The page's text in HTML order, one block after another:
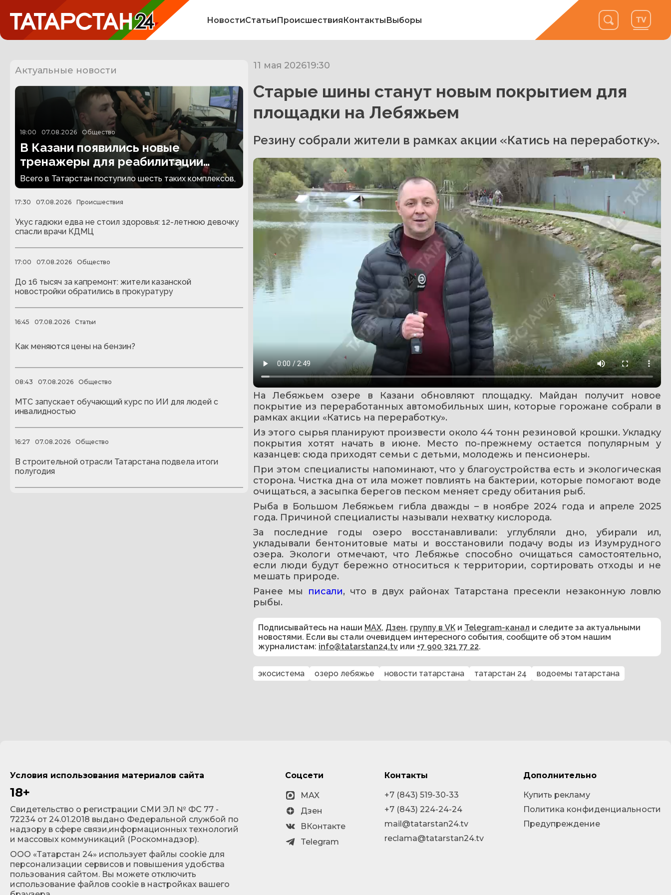
НовостиСтатьиПроисшествияКонтактыВыборы
Актуальные новости
18:00 07.08.2026 Общество
В Казани появились новые
тренажеры для реабилитации
людей с ампутациями
Всего в Татарстан поступило шесть таких комплексов,
17:30 07.08.2026 Происшествия
Укус гадюки едва не стоил здоровья: 12-летнюю девочку
спасли врачи КДМЦ
17:00 07.08.2026 Общество
До 16 тысяч за капремонт: жители казанской
новостройки обратились в прокуратуру
16:45 07.08.2026 Статьи
Как меняются цены на бензин?
08:43 07.08.2026 Общество
МТС запускает обучающий курс по ИИ для людей с
инвалидностью
16:27 07.08.2026 Общество
В строительной отрасли Татарстана подвела итоги
полугодия
11 мая 202619:30
Старые шины станут новым покрытием для
площадки на Лебяжьем
Резину собрали жители в рамках акции «Катись на переработку».
На Лебяжьем озере в Казани обновляют площадку. Майдан получит новое
покрытие из переработанных автомобильных шин, которые горожане собрали в
рамках акции «Катись на переработку».
Из этого сырья планируют произвести около 44 тонн резиновой крошки. Укладку
покрытия хотят начать в июне. Место по-прежнему остается популярным у
казанцев: сюда приходят семьи с детьми, молодежь и пенсионеры.
При этом специалисты напоминают, что у благоустройства есть и экологическая
сторона. Чистка дна от ила может повлиять на бактерии, которые помогают воде
очищаться, а засыпка берегов песком меняет среду обитания рыб.
Рыба в Большом Лебяжьем гибла дважды – в ноябре 2024 года и апреле 2025
года. Причиной специалисты называли нехватку кислорода.
За последние годы озеро восстанавливали: углубляли дно, убирали ил,
укладывали бентонитовые маты и восстановили подачу воды из Изумрудного
озера. Экологи отмечают, что Лебяжье способно очищаться самостоятельно,
если люди будут бережно относиться к территории, сортировать отходы и не
мешать природе.
Ранее мы писали, что в двух районах Татарстана пресекли незаконную ловлю
рыбы.
Подписывайтесь на наши MAX, Дзен, группу в VK и Telegram-канал и следите за актуальными
новостями. Если вы стали очевидцем интересного события, сообщите об этом нашим
журналистам: info@tatarstan24.tv или +7 900 321 77 22.
экосистема озеро лебяжье новости татарстана татарстан 24 водоемы татарстана
Условия использования материалов сайта
18+
Cвидетельство о регистрации СМИ ЭЛ № ФС 77 -
72234 от 24.01.2018 выдано Федеральной службой по
надзору в сфере связи,информационных технологий
и массовых коммуникаций (Роскомнадзор).
ООО «Татарстан 24» использует файлы cookie для
персонализации сервисов и повышения удобства
пользования сайтом. Вы можете отключить
использование файлов cookie в настройках вашего
Соцсети
MAX
Дзен
ВКонтакте
Telegram
Контакты
+7 (843) 519-30-33
+7 (843) 224-24-24
mail@tatarstan24.tv
reclama@tatarstan24.tv
Дополнительно
Купить рекламу
Политика конфиденциальности
Предупреждение